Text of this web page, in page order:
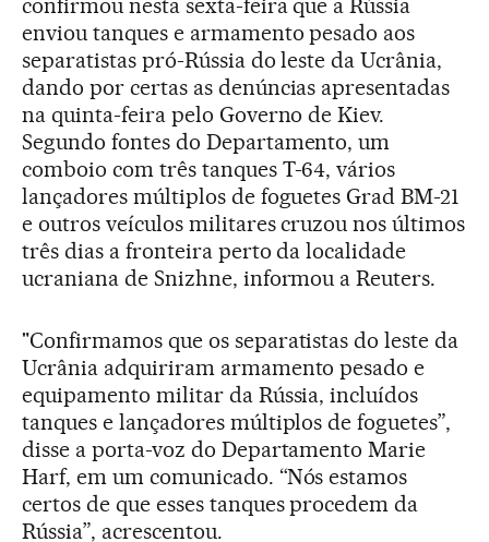
confirmou nesta sexta-feira que a Rússia
enviou tanques e armamento pesado aos
separatistas pró-Rússia do leste da Ucrânia,
dando por certas as denúncias apresentadas
na quinta-feira pelo Governo de Kiev.
Segundo fontes do Departamento, um
comboio com três tanques T-64, vários
lançadores múltiplos de foguetes Grad BM-21
e outros veículos militares cruzou nos últimos
três dias a fronteira perto da localidade
ucraniana de Snizhne, informou a Reuters.
"Confirmamos que os separatistas do leste da
Ucrânia adquiriram armamento pesado e
equipamento militar da Rússia, incluídos
tanques e lançadores múltiplos de foguetes”,
disse a porta-voz do Departamento Marie
Harf, em um comunicado. “Nós estamos
certos de que esses tanques procedem da
Rússia”, acrescentou.